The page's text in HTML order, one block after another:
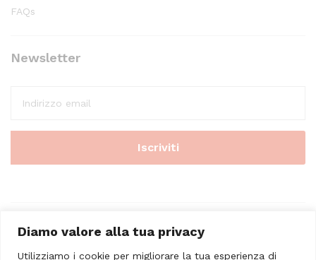
Diamo valore alla tua privacy
Utilizziamo i cookie per migliorare la tua esperienza di
FAQs
Newsletter